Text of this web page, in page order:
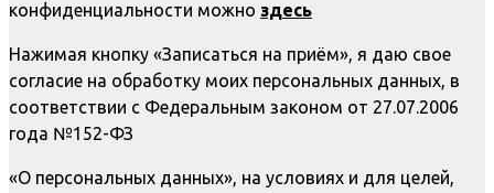
конфиденциальности можно здесь
Нажимая кнопку «Записаться на приём», я даю свое
согласие на обработку моих персональных данных, в
соответствии с Федеральным законом от 27.07.2006
года №152-ФЗ
«О персональных данных», на условиях и для целей,